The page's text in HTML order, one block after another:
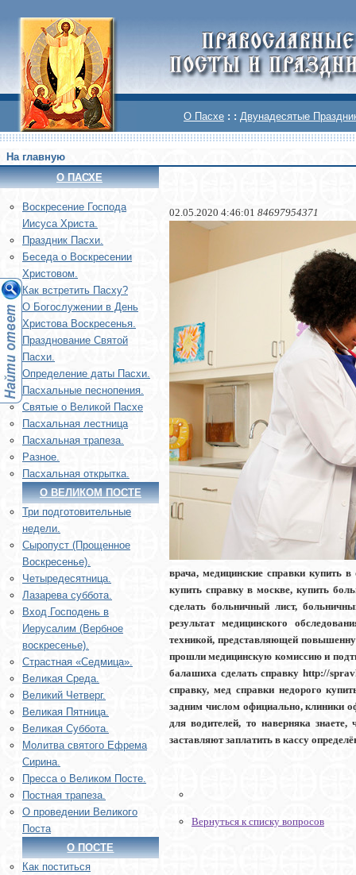
О Пасхе : : Двунадесятые
На главную
О ПАСХЕ
Воскреcение Господа
Иисуса Христа.
Праздник Пасхи.
Беседа о Воскресении
Христовом.
Как встретить Пасху?
О Богослужении в День
Христова Воскресенья.
Празднование Святой
Пасхи.
Определение даты Пасхи.
Пасхальные песнопения.
Святые о Великой Пасхе
Пасхальная лестница
Пасхальная трапеза.
Разное.
Пасхальная открытка.
О ВЕЛИКОМ ПОСТЕ
Три подготовительные
недели.
Сыропуст (Прощенное
Воскресенье).
Четыредесятница.
Лазарева суббота.
Вход Господень в
Иерусалим (Вербное
воскресенье).
Страстная «Седмица».
Великая Среда.
Великий Четверг.
Великая Пятница.
Великая Суббота.
Молитва святого Ефрема
Сирина.
Пресса о Великом Посте.
Постная трапеза.
О проведении Великого
Поста
О ПОСТЕ
Как поститься
02.05.2020 4:46:01 84697954371
врача, медицинские справки купить
купить справку в москве, купить
сделать больничный лист,
результат медицинского
техникой, представляющей
прошли медицинскую комиссию и
балашиха сделать справку http://
справку, мед справки недорого
задним числом официально, клиники
для водителей, то наверняка
заставляют заплатить в кассу
Вернуться к списку вопросов